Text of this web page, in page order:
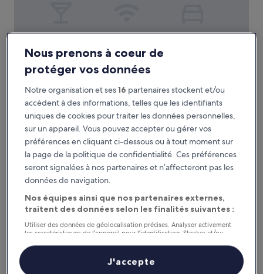
Hotel Domaine du Cros d'Auzon
Hébergement
3.0 étoiles
Saint-Maurice-d'Ardèche
9.0
10,
Merveilleux,
(193 avis)
9,0/10 Merveilleux (193 avis)
Le
nouveau
est
de
98 €
98 €
taxes et frais compris
31 août - 1 sept.
ibis Aubenas
Nous prenons à coeur de
protéger vos données
Notre organisation et ses16 partenaires stockent et/ou
accèdent à des informations, telles que les identifiants
uniques de cookies pour traiter les données personnelles,
sur un appareil. Vous pouvez accepter ou gérer vos
préférences en cliquant ci-dessous ou à tout moment sur
la page de la politique de confidentialité. Ces préférences
seront signalées à nos partenaires et n’affecteront pas les
données de navigation.
Nos équipes ainsi que nos partenaires externes,
traitent des données selon les finalités suivantes :
Utiliser des données de géolocalisation précises. Analyser activement
les caractéristiques de l’appareil pour l’identification. Stocker et/ou
personnalisés, mesure de performance des publicités et du contenu,
études d’audience et développement de services.
Liste de nos partenaires (fournisseurs)
J'accepte